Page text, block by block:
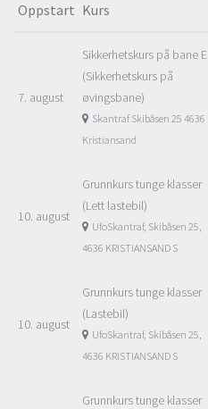
Oppstart Kurs
7. august
Sikkerhetskurs på bane E
(Sikkerhetskurs på
øvingsbane)
Skantraf Skibåsen 25 4636
Kristiansand
10. august
Grunnkurs tunge klasser
(Lett lastebil)
UfoSkantraf, Skibåsen 25,
4636 KRISTIANSAND S
10. august
Grunnkurs tunge klasser
(Lastebil)
UfoSkantraf, Skibåsen 25,
4636 KRISTIANSAND S
Grunnkurs tunge klasser